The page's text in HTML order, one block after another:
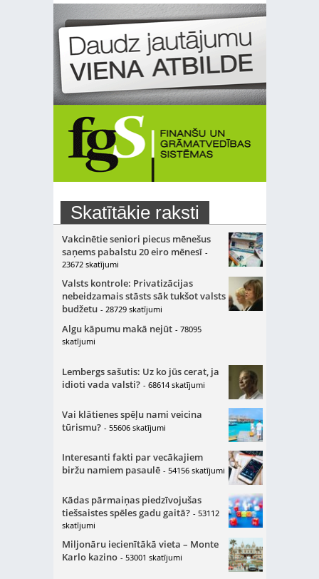
Skatītākie raksti
Vakcinētie seniori piecus mēnešus
saņems pabalstu 20 eiro mēnesī -
23672 skatījumi
Valsts kontrole: Privatizācijas
nebeidzamais stāsts sāk tukšot valsts
budžetu - 28729 skatījumi
Algu kāpumu makā nejūt - 78095
skatījumi
Lembergs sašutis: Uz ko jūs cerat, ja
idioti vada valsti? - 68614 skatījumi
Vai klātienes spēļu nami veicina
tūrismu? - 55606 skatījumi
Interesanti fakti par vecākajiem
biržu namiem pasaulē - 54156 skatījumi
Kādas pārmaiņas piedzīvojušas
tiešsaistes spēles gadu gaitā? - 53112
skatījumi
Miljonāru iecienītākā vieta – Monte
Karlo kazino - 53001 skatījumi